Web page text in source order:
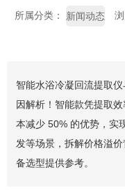
所属分类： 新闻动态
智能水浴冷凝回流提取
因解析！智能款凭提取
本减少 50% 的优势，实
发等场景，拆解价格溢
备选型提供参考。